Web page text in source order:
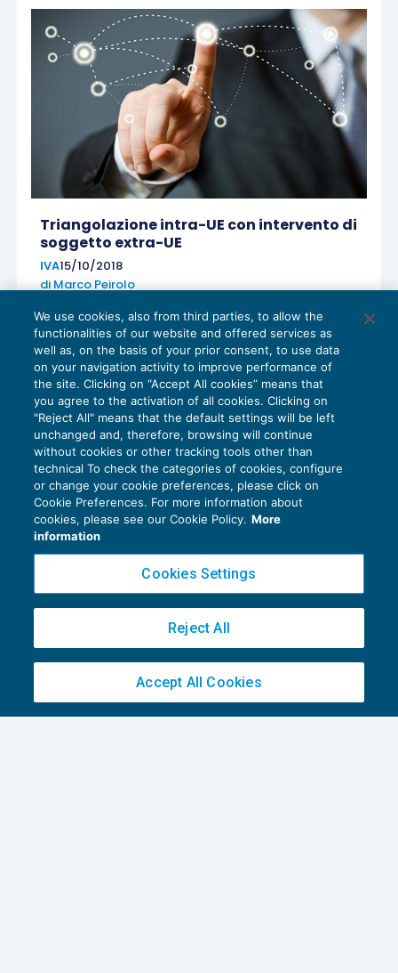
Triangolazione intra-UE con intervento di
soggetto extra-UE
IVA15/10/2018
di Marco Peirolo
L’elusività del mancato utilizzo del
rappresentante fiscale
IVA17/03/2018
We use cookies, also from third parties, to allow the
functionalities of our website and offered services as
well as, on the basis of your prior consent, to use data
on your navigation activity to improve performance of
the site. Clicking on “Accept All cookies” means that
you agree to the activation of all cookies. Clicking on
"Reject All" means that the default settings will be left
unchanged and, therefore, browsing will continue
without cookies or other tracking tools other than
technical To check the categories of cookies, configure
or change your cookie preferences, please click on
Cookie Preferences. For more information about
cookies, please see our Cookie Policy. More
information
Cookies Settings
Reject All
Accept All Cookies